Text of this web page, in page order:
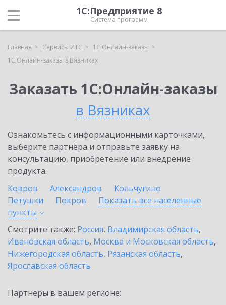
1С:Предприятие 8
Система программ
Главная Сервисы ИТС
1С:Онлайн-заказы
1С:Онлайн-заказы в Вязниках
Заказать 1С:Онлайн-заказы
в Вязниках
Ознакомьтесь с информационными карточками,
выберите партнёра и отправьте заявку на
консультацию, приобретение или внедрение
продукта.
Ковров
Александров
Кольчугино
Петушки
Покров
Показать все населенные
пункты
Смотрите также: Россия, Владимирская область,
Ивановская область, Москва и Московская область,
Нижегородская область, Рязанская область,
Ярославская область
Партнеры в вашем регионе: